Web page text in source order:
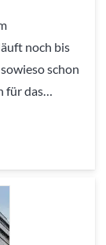
noch bis
schon
für das…